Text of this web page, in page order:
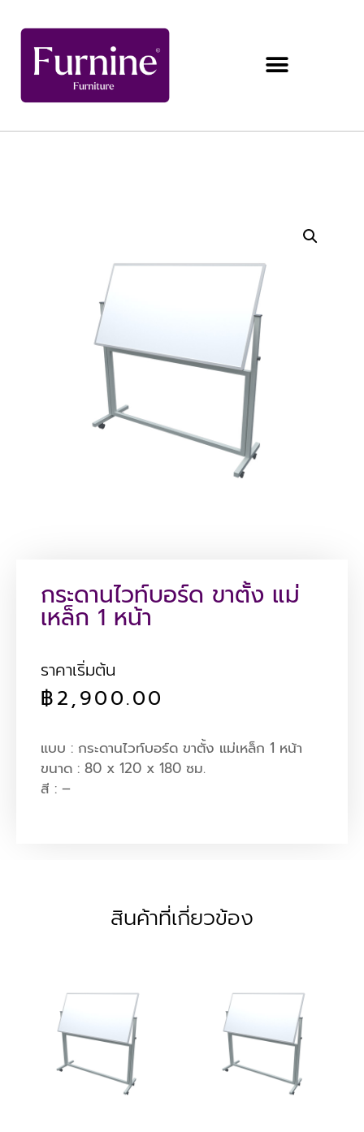
กระดานไวท์บอร์ด ขาตั้ง แม่
เหล็ก 1 หน้า
ราคาเริ่มต้น
฿2,900.00
แบบ : กระดานไวท์บอร์ด ขาตั้ง แม่เหล็ก 1 หน้า
ขนาด : 80 x 120 x 180 ซม.
สี : –
สินค้าที่เกี่ยวข้อง